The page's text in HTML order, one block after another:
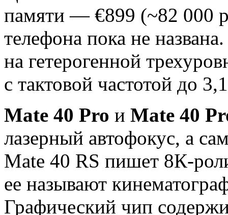
памяти — €899 (~82 000
телефона пока не
на гетерогенной
с тактовой частотой до
Mate 40 Pro и Mate 40
лазерный автофокус, а
Mate 40 RS пишет 8К-
ее называют
Графический чип